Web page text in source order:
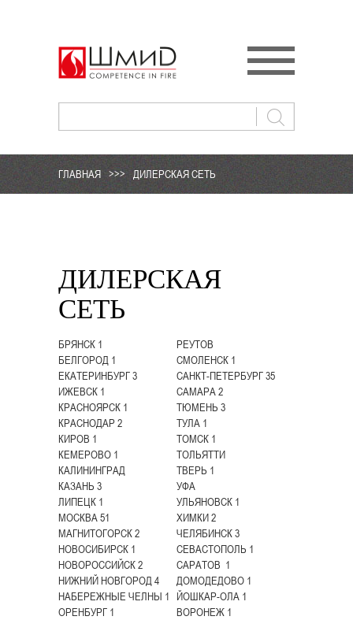
ГЛАВНАЯ >>> ДИЛЕРСКАЯ СЕТЬ
ДИЛЕРСКАЯ
СЕТЬ
БРЯНСК 1
БЕЛГОРОД 1
ЕКАТЕРИНБУРГ 3
ИЖЕВСК 1
КРАСНОЯРСК 1
КРАСНОДАР 2
КИРОВ 1
КЕМЕРОВО 1
КАЛИНИНГРАД
КАЗАНЬ 3
ЛИПЕЦК 1
МОСКВА 51
МАГНИТОГОРСК 2
НОВОСИБИРСК 1
НОВОРОССИЙСК 2
НИЖНИЙ НОВГОРОД 4
НАБЕРЕЖНЫЕ ЧЕЛНЫ 1
ОРЕНБУРГ 1
РЕУТОВ
СМОЛЕНСК 1
САНКТ-ПЕТЕРБУРГ 35
САМАРА 2
ТЮМЕНЬ 3
ТУЛА 1
ТОМСК 1
ТОЛЬЯТТИ
ТВЕРЬ 1
УФА
УЛЬЯНОВСК 1
ХИМКИ 2
ЧЕЛЯБИНСК 3
СЕВАСТОПОЛЬ 1
САРАТОВ 1
ДОМОДЕДОВО 1
ЙОШКАР-ОЛА 1
ВОРОНЕЖ 1